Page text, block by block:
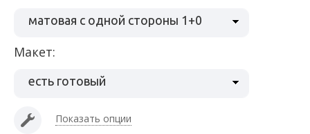
матовая с одной стороны 1+0
Макет:
есть готовый
Показать опции